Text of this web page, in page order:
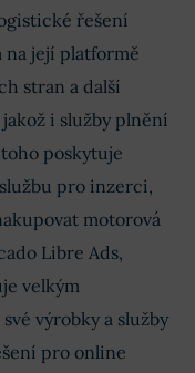
řešení
její platformě
stran a další
i služby plnění
poskytuje
pro inzerci,
motorová
Libre Ads,
velkým
výrobky a služby
pro online